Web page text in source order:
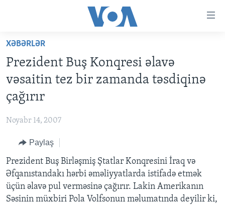
Skip
main
content
main
Navigation
Search
ANA SƏHİFƏ
AMERIKA İCMALI
FAKTLAR NƏ DEYIR?
AZƏRBAYCAN
UKRAYNA BÖHRANI
İSRAIL-HƏMAS MÜNAQIŞƏSI
ABŞ
ABŞ SEÇKILƏRI 2024
İRAN AZƏRBAYCANI
VIDEOLAR
MEDIA AZADLIĞI
BAŞ MƏQALƏ
XƏBƏRLƏR
Prezident Buş Konqresi əlavə
vəsaitin tez bir zamanda təsdiqinə
çağırır
Noyabr 14, 2007
Paylaş
Prezident Buş Birləşmiş Ştatlar Konqresini İraq və
Əfqanıstandakı hərbi əməliyyatlarda istifadə etmək
üçün əlavə pul verməsinə çağırır. Lakin Amerikanın
Səsinin müxbiri Pola Volfsonun məlumatında deyilir ki,